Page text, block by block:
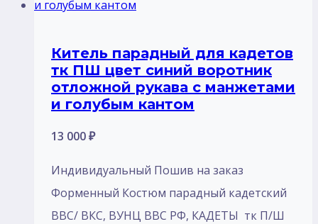
Китель парадный для кадетов
тк ПШ цвет синий воротник
отложной рукава с манжетами
и голубым кантом
13 000₽
Индивидуальный Пошив на заказ
Форменный Костюм парадный кадетский
ВВС/ ВКС, ВУНЦ ВВС РФ, КАДЕТЫ тк П/Ш